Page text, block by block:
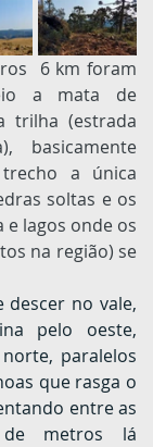
6 km foram
a mata de
trilha (estrada
basicamente
a única
soltas e os
e lagos onde os
na região) se
pelo oeste,
paralelos
que rasga o
entre as
de metros lá